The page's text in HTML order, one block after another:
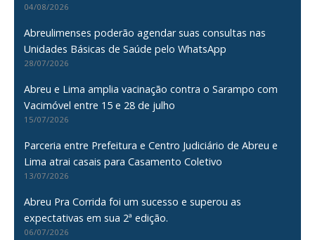
04/08/2026
Abreulimenses poderão agendar suas consultas nas
Unidades Básicas de Saúde pelo WhatsApp
28/07/2026
Abreu e Lima amplia vacinação contra o Sarampo com
Vacimóvel entre 15 e 28 de julho
15/07/2026
Parceria entre Prefeitura e Centro Judiciário de Abreu e
Lima atrai casais para Casamento Coletivo
13/07/2026
Abreu Pra Corrida foi um sucesso e superou as
expectativas em sua 2ª edição.
06/07/2026